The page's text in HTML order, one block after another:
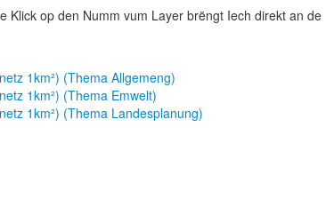
Klick op den Numm vum Layer brëngt Iech direkt an de
1km²) (Thema Allgemeng)
1km²) (Thema Emwelt)
1km²) (Thema Landesplanung)